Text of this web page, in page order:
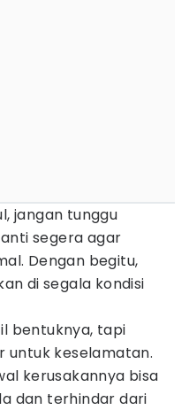
jangan tunggu
segera agar
Dengan begitu,
di segala kondisi
bentuknya, tapi
untuk keselamatan.
kerusakannya bisa
dan terhindar dari